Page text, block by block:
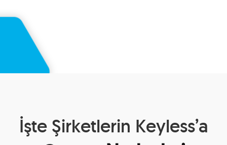
İşte Şirketlerin Keyless’a